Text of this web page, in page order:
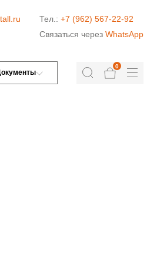
Тел.: +7 (962) 567-22-92
Связаться через WhatsApp
0